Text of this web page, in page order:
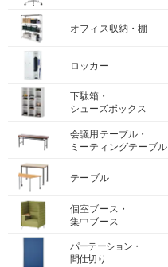
オフィス収納・棚
ロッカー
下駄箱・
シューズボックス
会議用テーブル・
ミーティングテーブル
テーブル
個室ブース・
集中ブース
パーテーション・
間仕切り